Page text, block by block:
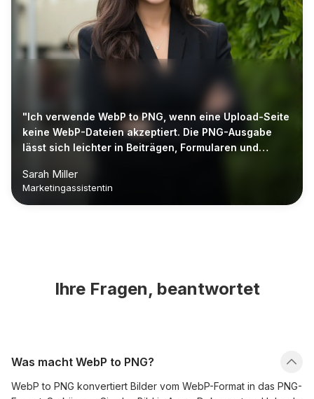
"Ich verwende WebP to PNG, wenn eine Upload-Seite
keine WebP-Dateien akzeptiert. Die PNG-Ausgabe
lässt sich leichter in Beiträgen, Formularen und
Sarah Miller
Marketingassistentin
Ihre Fragen, beantwortet
Was macht WebP to PNG?
WebP to PNG konvertiert Bilder vom WebP-Format in das PNG-